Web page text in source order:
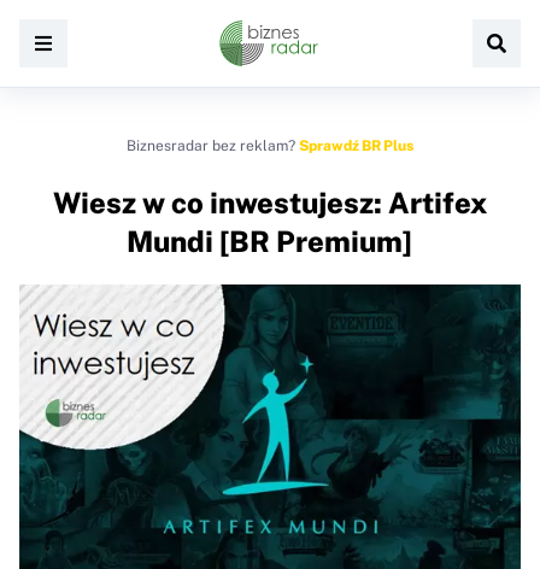
Biznesradar bez reklam? Sprawdź BR Plus
Wiesz w co inwestujesz: Artifex
Mundi [BR Premium]